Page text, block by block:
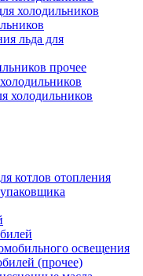
холодильников
льда для
прочее
холодильников
котлов отопления
освещения
(прочее)